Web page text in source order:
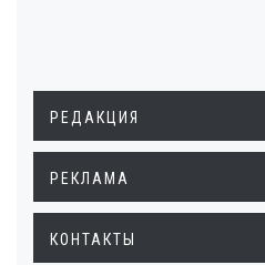
РЕДАКЦИЯ
РЕКЛАМА
КОНТАКТЫ